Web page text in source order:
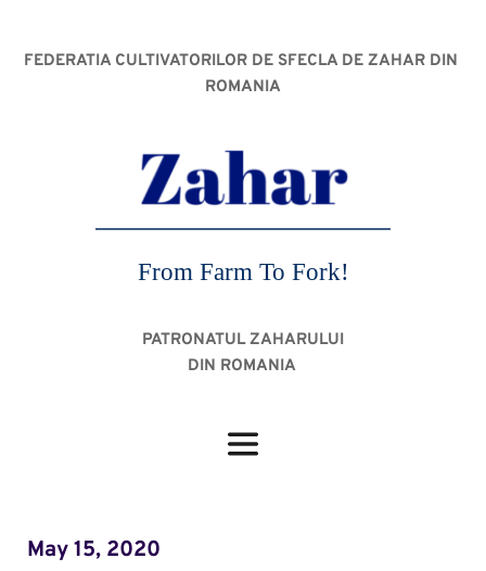
FEDERATIA CULTIVATORILOR DE SFECLA DE ZAHAR DIN
ROMANIA
From Farm To Fork!
PATRONATUL ZAHARULUI
DIN ROMANIA
May 15, 2020